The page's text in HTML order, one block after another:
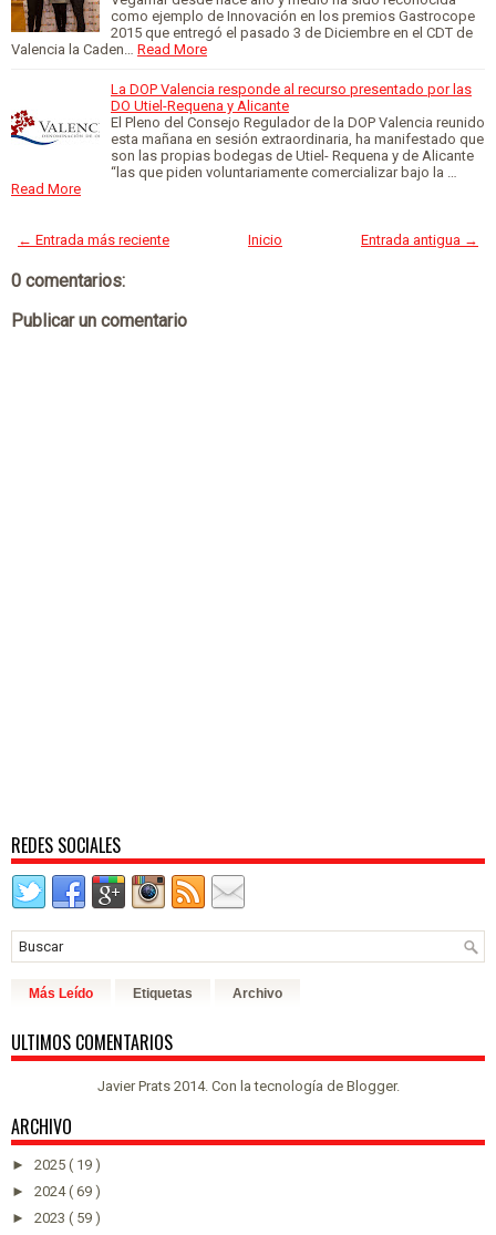
como ejemplo de Innovación en los premios Gastrocope
2015 que entregó el pasado 3 de Diciembre en el CDT de
Valencia la Caden…
Read More
La DOP Valencia responde al recurso presentado por las
DO Utiel-Requena y Alicante
El Pleno del Consejo Regulador de la DOP Valencia reunido
esta mañana en sesión extraordinaria, ha manifestado que
son las propias bodegas de Utiel- Requena y de Alicante
“las que piden voluntariamente comercializar bajo la …
Read More
← Entrada más reciente Entrada antigua →
Inicio
0 comentarios:
Publicar un comentario
REDES SOCIALES
Más Leído Etiquetas Archivo
ULTIMOS COMENTARIOS
Javier Prats 2014. Con la tecnología de Blogger.
ARCHIVO
► 2025 ( 19 )
► 2024( 69 )
► 2023 ( 59 )